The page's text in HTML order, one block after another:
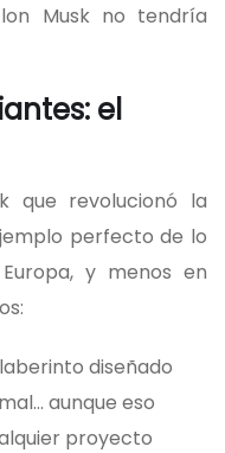
Musk no tendría
el
que revolucionó la
perfecto de lo
y menos en
diseñado
aunque eso
proyecto